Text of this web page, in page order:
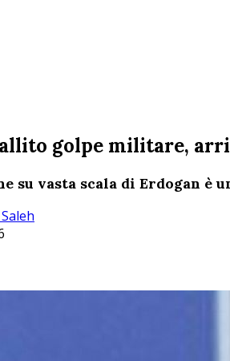
golpe militare,
su vasta scala di Erdogan è